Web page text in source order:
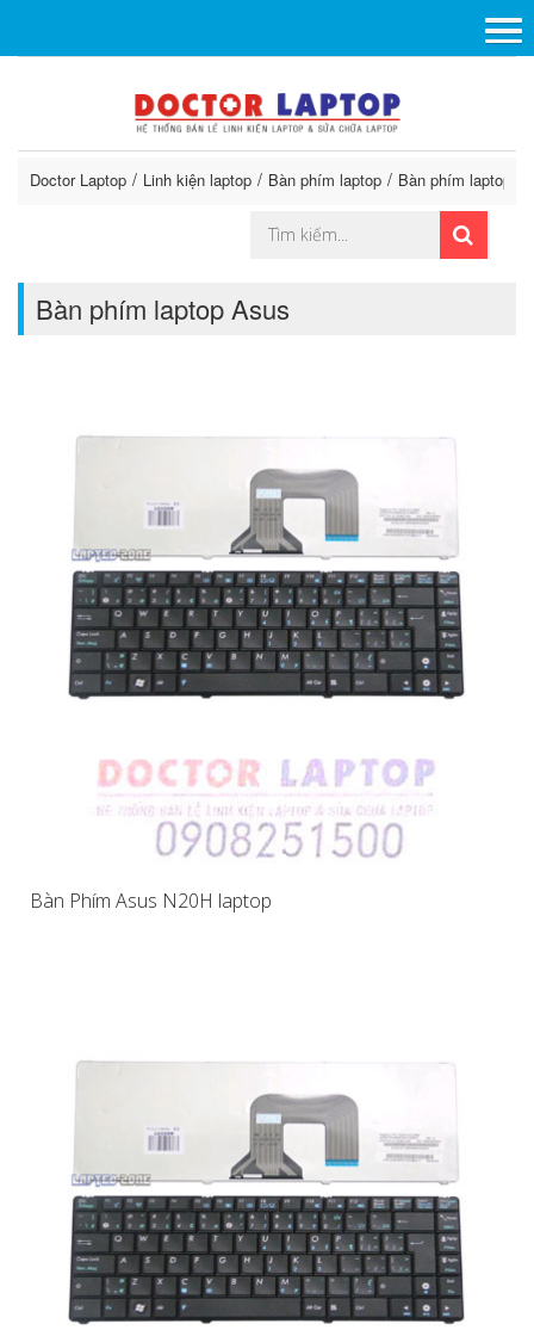
Doctor Laptop Linh kiện laptop Bàn phím laptop Bàn phím laptop
Bàn phím laptop Asus
Bàn Phím Asus N20H laptop